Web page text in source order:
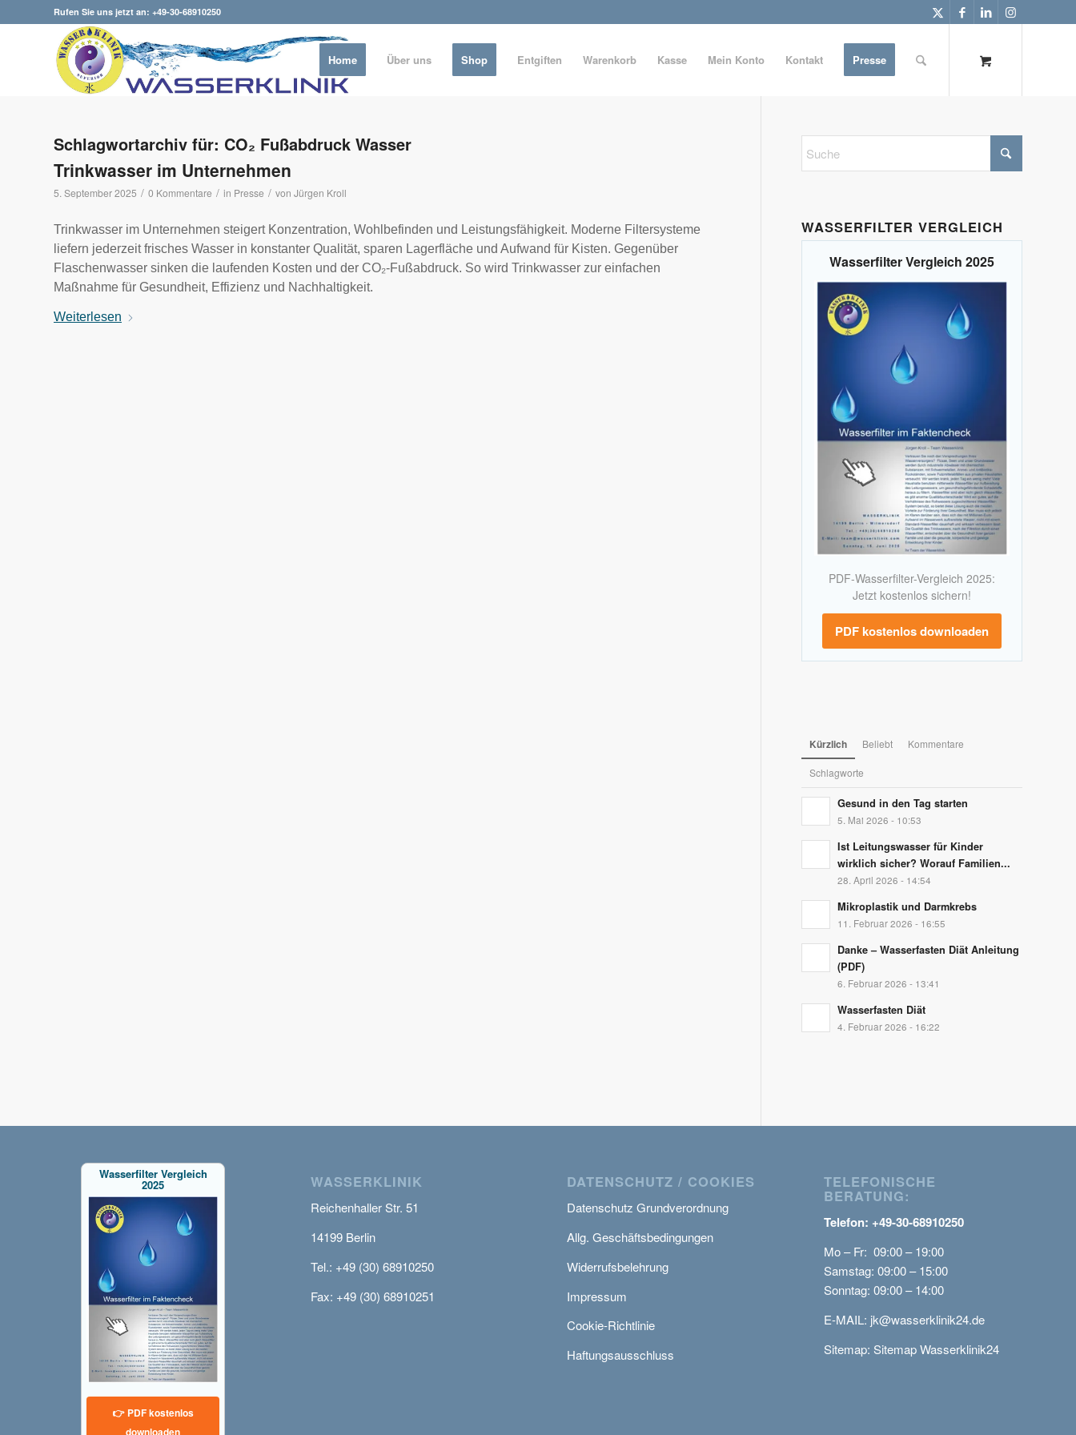
Rufen Sie uns jetzt an: +49-30-68910250
Home Über uns Shop Entgiften Warenkorb Kasse Mein Konto Kontakt Presse
Schlagwortarchiv für: CO₂ Fußabdruck Wasser
Trinkwasser im Unternehmen
5. September 2025 / 0 Kommentare / in Presse / von Jürgen Kroll
Trinkwasser im Unternehmen steigert Konzentration, Wohlbefinden und Leistungsfähigkeit. Moderne Filtersysteme
liefern jederzeit frisches Wasser in konstanter Qualität, sparen Lagerfläche und Aufwand für Kisten. Gegenüber
Flaschenwasser sinken die laufenden Kosten und der CO₂-Fußabdruck. So wird Trinkwasser zur einfachen
Maßnahme für Gesundheit, Effizienz und Nachhaltigkeit.
Weiterlesen
WASSERFILTER VERGLEICH
Wasserfilter Vergleich 2025
PDF-Wasserfilter-Vergleich 2025:
Jetzt kostenlos sichern!
PDF kostenlos downloaden
Kürzlich Beliebt Kommentare
Schlagworte
Gesund in den Tag starten
5. Mai 2026 - 10:53
Ist Leitungswasser für Kinder
wirklich sicher? Worauf Familien...
28. April 2026 - 14:54
Mikroplastik und Darmkrebs
11. Februar 2026 - 16:55
Danke – Wasserfasten Diät Anleitung
(PDF)
6. Februar 2026 - 13:41
Wasserfasten Diät
4. Februar 2026 - 16:22
Wasserfilter Vergleich
2025
👉 PDF kostenlos
downloaden
WASSERKLINIK
Reichenhaller Str. 51
14199 Berlin
Tel.: +49 (30) 68910250
Fax: +49 (30) 68910251
DATENSCHUTZ / COOKIES
Datenschutz Grundverordnung
Allg. Geschäftsbedingungen
Widerrufsbelehrung
Impressum
Cookie-Richtlinie
Haftungsausschluss
TELEFONISCHE
BERATUNG:
Telefon: +49-30-68910250
Mo – Fr: 09:00 – 19:00
Samstag: 09:00 – 15:00
Sonntag: 09:00 – 14:00
E-MAIL: jk@wasserklinik24.de
Sitemap: Sitemap Wasserklinik24